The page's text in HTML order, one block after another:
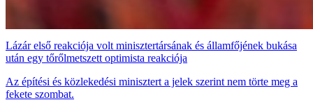
Lázár első reakciója volt minisztertársának és államfőjének bukása
után egy tőrőlmetszett optimista reakciója
Az építési és közlekedési minisztert a jelek szerint nem törte meg a
fekete szombat.